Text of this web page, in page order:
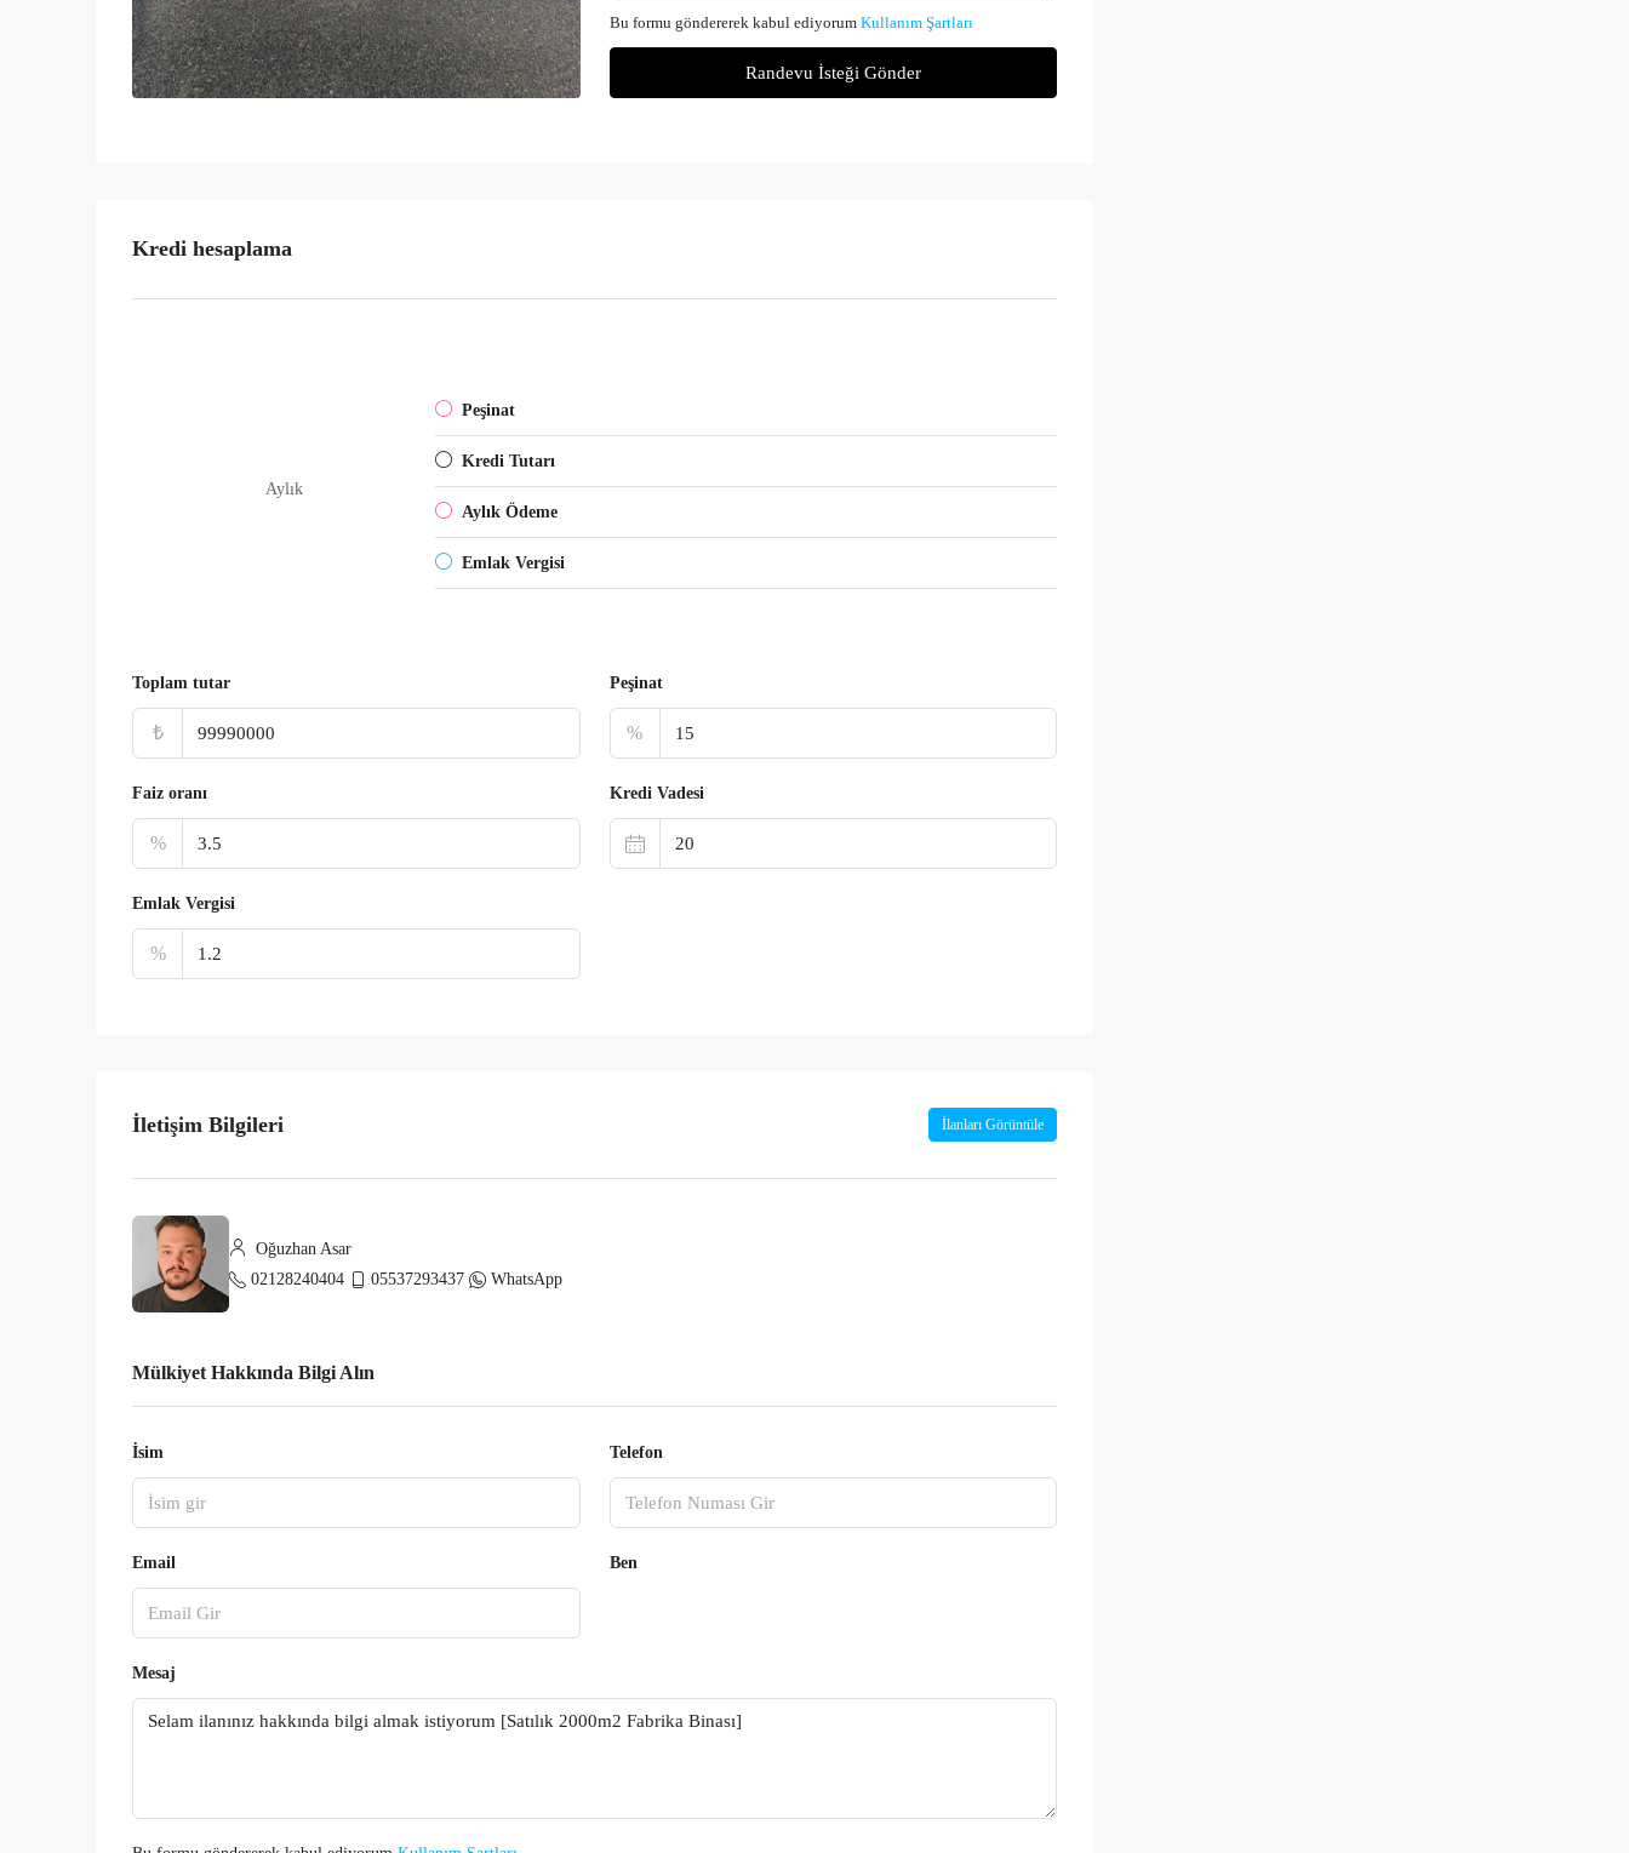
Bu formu göndererek kabul ediyorum Kullanım Şartları
Randevu İsteği Gönder
Kredi hesaplama
Aylık
Peşinat
Kredi Tutarı
Aylık Ödeme
Emlak Vergisi
Toplam tutar
₺
Peşinat
%
Faiz oranı
%
Kredi Vadesi
Emlak Vergisi
%
İletişim Bilgileri İlanları Görüntüle
Oğuzhan Asar
02128240404
05537293437 WhatsApp
Mülkiyet Hakkında Bilgi Alın
İsim Telefon
Email Ben
Mesaj